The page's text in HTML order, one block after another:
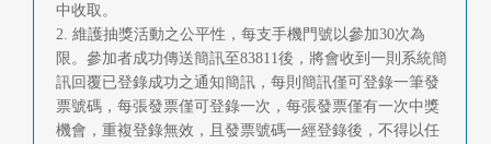
中收取。
2. 維護抽獎活動之公平性，每支手機門號以參加30次為
限。參加者成功傳送簡訊至83811後，將會收到一則系統簡
訊回覆已登錄成功之通知簡訊，每則簡訊僅可登錄一筆發
票號碼，每張發票僅可登錄一次，每張發票僅有一次中獎
機會，重複登錄無效，且發票號碼一經登錄後，不得以任